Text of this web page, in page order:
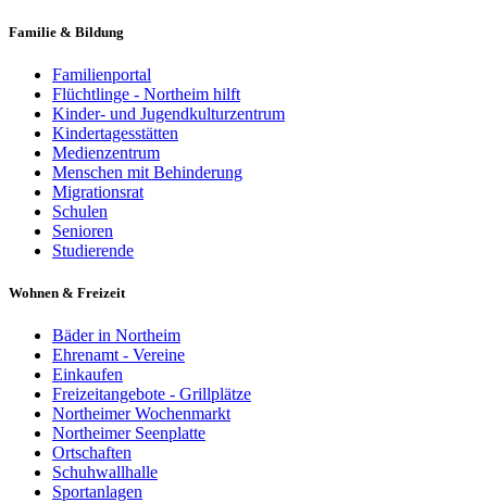
Familie & Bildung
Familienportal
Flüchtlinge - Northeim hilft
Kinder- und Jugendkulturzentrum
Kindertagesstätten
Medienzentrum
Menschen mit Behinderung
Migrationsrat
Schulen
Senioren
Studierende
Wohnen & Freizeit
Bäder in Northeim
Ehrenamt - Vereine
Einkaufen
Freizeitangebote - Grillplätze
Northeimer Wochenmarkt
Northeimer Seenplatte
Ortschaften
Schuhwallhalle
Sportanlagen